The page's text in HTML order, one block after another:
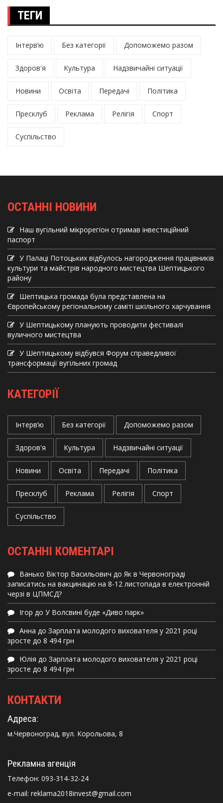
ТЕГИ
Інтерв’ю Без категорії Допоможемо разом
Здоров'я Культура Надзвичайні ситуації
Новини Освіта Передачі Політика
Пресклуб Реклама Релігія Спорт
Суспільство
ОСТАННІ НОВИНИ
Наш вугільний мікрорегіон отримав інвеcтиційний
паспорт
У Палаці Потоцьких відбулось нагородження працівників
культури та майстрів народного мистецтва Шептицького
району
Шептицька громада була представлена на
Європейському регіональному саміті шкільного харчування
У Шептицькому планують проводити фестивалі
вуличного мистецтва
У Шептицькому відбувся Форум справедливої
трансформації вугільних громад
КАТЕГОРІЇ
Інтерв’ю Без категорії Допоможемо разом
Здоров'я Культура Надзвичайні ситуації
Новини Освіта Передачі Політика
Пресклуб Реклама Релігія Спорт
Суспільство
ОСТАННІ КОМЕНТАРІ
Ванько Віктор Васильович до Як в Червонограді
записатись на вакцинацію на 8-12 листопада в електронній
черзі в ЦПМСД?
Ігор до У Волсвині буде «Диво парк»
Анна до Зарплата молодого вихователя у 2021 році
зросте до 8 494 грн
Юлія до Зарплата молодого вихователя у 2021 році
зросте до 8 494 грн
КОНТАКТИ
Адреса:
м.Червоноград, вул. Корольова, 8
Рекламна агенція
Телефон: 093-314-32-24
e-mail: reklama2018invest@gmail.com